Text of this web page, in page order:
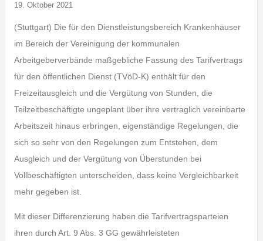
19. Oktober 2021
(Stuttgart) Die für den Dienstleistungsbereich Krankenhäuser
im Bereich der Vereinigung der kommunalen
Arbeitgeberverbände maßgebliche Fassung des Tarifvertrags
für den öffentlichen Dienst (TVöD-K) enthält für den
Freizeitausgleich und die Vergütung von Stunden, die
Teilzeitbeschäftigte ungeplant über ihre vertraglich vereinbarte
Arbeitszeit hinaus erbringen, eigenständige Regelungen, die
sich so sehr von den Regelungen zum Entstehen, dem
Ausgleich und der Vergütung von Überstunden bei
Vollbeschäftigten unterscheiden, dass keine Vergleichbarkeit
mehr gegeben ist.
Mit dieser Differenzierung haben die Tarifvertragsparteien
ihren durch Art. 9 Abs. 3 GG gewährleisteten